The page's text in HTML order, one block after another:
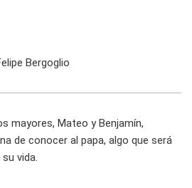
Bergoglio
mayores, Mateo y Benjamín,
de conocer al papa, algo que será
vida.